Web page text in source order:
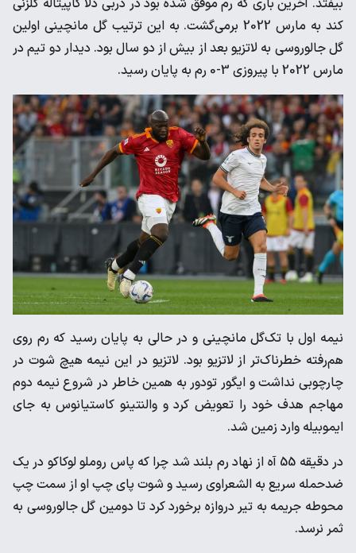
بیفتد. ‌آخرین باری که رم موفق شده بود در دربی دلا کاپیتاله گلزنی
کند به ‌مارس 2022 برمی‌گشت. به این ترتیب گل مانچینی اولین
گل ‌جالوروسی به لاتزیو بعد از بیش از دو سال بود. دیدار دو تیم در
‌مارس 2022 با پیروزی 3-0 رم به پایان رسید. ‌
نیمه اول با تک‌گل مانچینی و در حالی به پایان رسید که رم ‌روی
هم‌رفته خطرناک‌تر از لاتزیو بود. لاتزیو در این نیمه هیچ شوت در
‌چارچوبی نداشت و ایگور تودور به همین خاطر در شروع نیمه دوم
‌مهاجم هدف خود را تعویض کرد و والنتینو کاستیانوس به جای
‌ایموبیله وارد زمین شد. ‌
در دقیقه 55 آه از نهاد رم بلند شد چرا که پاس روملو لوکاکو در یک
‌ضدحمله سریع به الشعراوی رسید و شوت پای چپ او از سمت چپ
‌محوطه جریمه به تیر دروازه برخورد کرد تا دومین گل جالوروسی به
‌ثمر نرسد. ‌